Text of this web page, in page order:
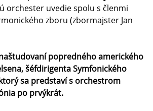
orchester uvedie spolu s členmi
zboru (zbormajster Jan
popredného amerického
šéfdirigenta Symfonického
sa predstaví s orchestrom
po prvýkrát.